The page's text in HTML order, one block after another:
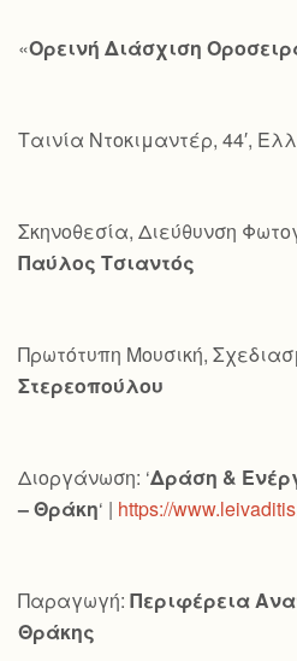
«Ορεινή Διάσχιση
Ταινία Ντοκιμαντέρ, 44′,
Σκηνοθεσία, Διεύθυνση
Παύλος Τσιαντός
Πρωτότυπη Μουσική,
Στερεοπούλου
Διοργάνωση: ‘Δράση &
– Θράκη‘ | https://
Παραγωγή: Περιφέρεια
Θράκης